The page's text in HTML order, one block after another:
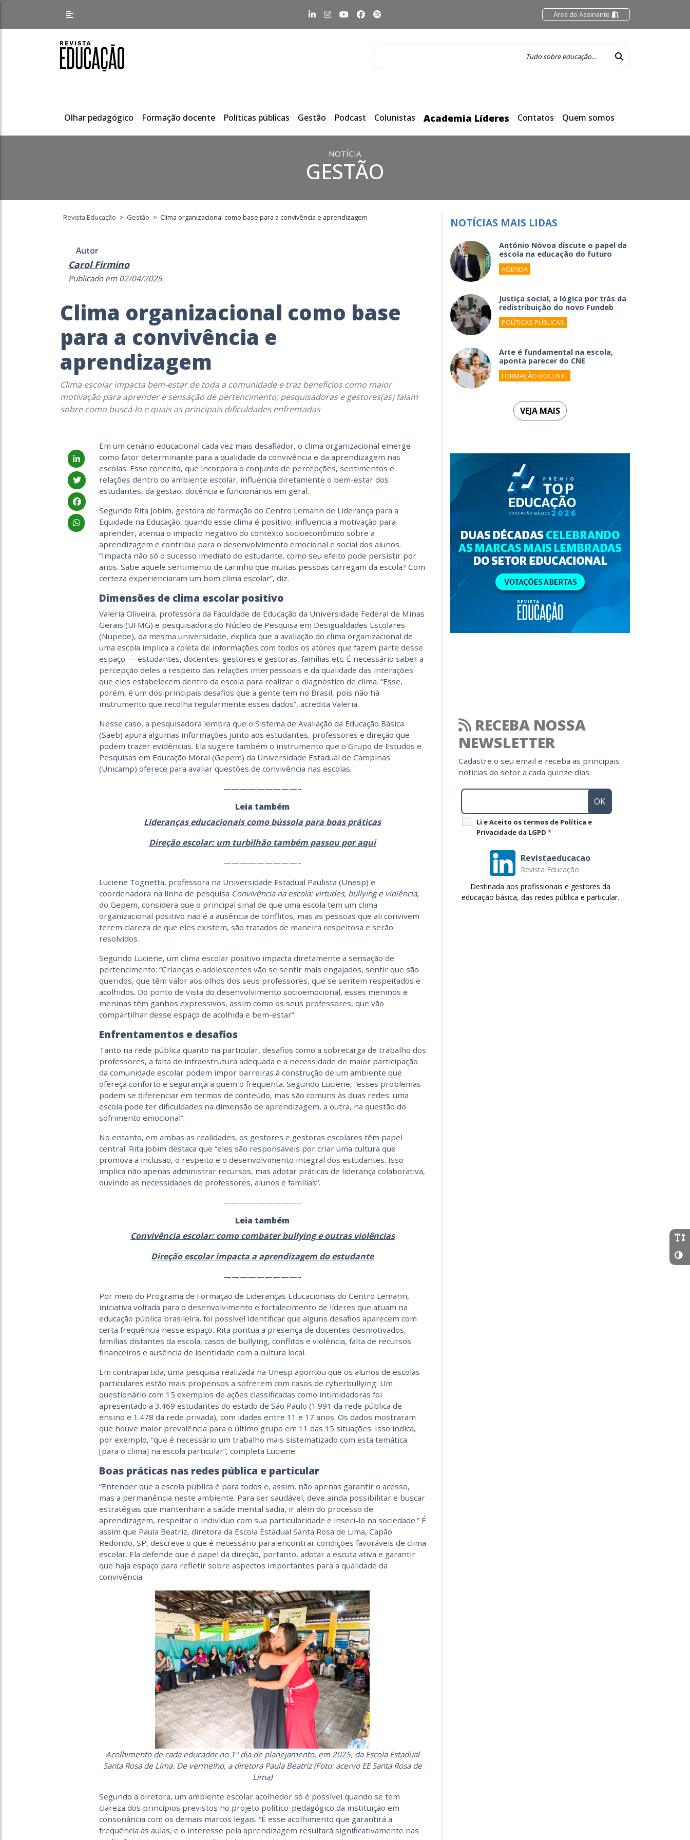
Área do Assinante
Olhar pedagógico Formação docente Políticas públicas Gestão Podcast Colunistas Academia Líderes Contatos Quem somos
NOTÍCIA
GESTÃO
Revista Educação > Gestão > Clima organizacional como base para a convivência e aprendizagem
Autor
Carol Firmino
Publicado em 02/04/2025
Clima organizacional como base
para a convivência e
aprendizagem
Clima escolar impacta bem-estar de toda a comunidade e traz benefícios como maior
motivação para aprender e sensação de pertencimento; pesquisadoras e gestores(as) falam
sobre como buscá-lo e quais as principais dificuldades enfrentadas
Em um cenário educacional cada vez mais desafiador, o clima organizacional emerge
como fator determinante para a qualidade da convivência e da aprendizagem nas
escolas. Esse conceito, que incorpora o conjunto de percepções, sentimentos e
relações dentro do ambiente escolar, influencia diretamente o bem-estar dos
estudantes, da gestão, docência e funcionários em geral.
Segundo Rita Jobim, gestora de formação do Centro Lemann de Liderança para a
Equidade na Educação, quando esse clima é positivo, influencia a motivação para
aprender, atenua o impacto negativo do contexto socioeconômico sobre a
aprendizagem e contribui para o desenvolvimento emocional e social dos alunos.
“Impacta não só o sucesso imediato do estudante, como seu efeito pode persistir por
anos. Sabe aquele sentimento de carinho que muitas pessoas carregam da escola? Com
certeza experienciaram um bom clima escolar”, diz.
Dimensões de clima escolar positivo
Valeria Oliveira, professora da Faculdade de Educação da Universidade Federal de Minas
Gerais (UFMG) e pesquisadora do Núcleo de Pesquisa em Desigualdades Escolares
(Nupede), da mesma universidade, explica que a avaliação do clima organizacional de
uma escola implica a coleta de informações com todos os atores que fazem parte desse
espaço — estudantes, docentes, gestores e gestoras, famílias etc. É necessário saber a
percepção deles a respeito das relações interpessoais e da qualidade das interações
que eles estabelecem dentro da escola para realizar o diagnóstico de clima. “Esse,
porém, é um dos principais desafios que a gente tem no Brasil, pois não há
instrumento que recolha regularmente esses dados”, acredita Valeria.
Nesse caso, a pesquisadora lembra que o Sistema de Avaliação da Educação Básica
(Saeb) apura algumas informações junto aos estudantes, professores e direção que
podem trazer evidências. Ela sugere também o instrumento que o Grupo de Estudos e
Pesquisas em Educação Moral (Gepem) da Universidade Estadual de Campinas
(Unicamp) oferece para avaliar questões de convivência nas escolas.
—————————–
Leia também
Lideranças educacionais como bússola para boas práticas
Direção escolar: um turbilhão também passou por aqui
—————————–
Luciene Tognetta, professora na Universidade Estadual Paulista (Unesp) e
coordenadora na linha de pesquisa Convivência na escola: virtudes, bullying e violência,
do Gepem, considera que o principal sinal de que uma escola tem um clima
organizacional positivo não é a ausência de conflitos, mas as pessoas que ali convivem
terem clareza de que eles existem, são tratados de maneira respeitosa e serão
resolvidos.
Segundo Luciene, um clima escolar positivo impacta diretamente a sensação de
pertencimento: “Crianças e adolescentes vão se sentir mais engajados, sentir que são
queridos, que têm valor aos olhos dos seus professores, que se sentem respeitados e
acolhidos. Do ponto de vista do desenvolvimento socioemocional, esses meninos e
meninas têm ganhos expressivos, assim como os seus professores, que vão
compartilhar desse espaço de acolhida e bem-estar”.
Enfrentamentos e desafios
Tanto na rede pública quanto na particular, desafios como a sobrecarga de trabalho dos
professores, a falta de infraestrutura adequada e a necessidade de maior participação
da comunidade escolar podem impor barreiras à construção de um ambiente que
ofereça conforto e segurança a quem o frequenta. Segundo Luciene, “esses problemas
podem se diferenciar em termos de conteúdo, mas são comuns às duas redes: uma
escola pode ter dificuldades na dimensão de aprendizagem, a outra, na questão do
sofrimento emocional”.
No entanto, em ambas as realidades, os gestores e gestoras escolares têm papel
central. Rita Jobim destaca que “eles são responsáveis por criar uma cultura que
promova a inclusão, o respeito e o desenvolvimento integral dos estudantes. Isso
implica não apenas administrar recursos, mas adotar práticas de liderança colaborativa,
ouvindo as necessidades de professores, alunos e famílias”.
—————————–
Leia também
Convivência escolar: como combater bullying e outras violências
Direção escolar impacta a aprendizagem do estudante
—————————–
Por meio do Programa de Formação de Lideranças Educacionais do Centro Lemann,
iniciativa voltada para o desenvolvimento e fortalecimento de líderes que atuam na
educação pública brasileira, foi possível identificar que alguns desafios aparecem com
certa frequência nesse espaço. Rita pontua a presença de docentes desmotivados,
famílias distantes da escola, casos de bullying, conflitos e violência, falta de recursos
financeiros e ausência de identidade com a cultura local.
Em contrapartida, uma pesquisa realizada na Unesp apontou que os alunos de escolas
particulares estão mais propensos a sofrerem com casos de cyberbullying. Um
questionário com 15 exemplos de ações classificadas como intimidadoras foi
apresentado a 3.469 estudantes do estado de São Paulo (1.991 da rede pública de
ensino e 1.478 da rede privada), com idades entre 11 e 17 anos. Os dados mostraram
que houve maior prevalência para o último grupo em 11 das 15 situações. Isso indica,
por exemplo, “que é necessário um trabalho mais sistematizado com esta temática
[para o clima] na escola particular”, completa Luciene.
Boas práticas nas redes pública e particular
“Entender que a escola pública é para todos e, assim, não apenas garantir o acesso,
mas a permanência neste ambiente. Para ser saudável, deve ainda possibilitar e buscar
estratégias que mantenham a saúde mental sadia, ir além do processo de
aprendizagem, respeitar o indivíduo com sua particularidade e inseri-lo na sociedade.” É
assim que Paula Beatriz, diretora da Escola Estadual Santa Rosa de Lima, Capão
Redondo, SP, descreve o que é necessário para encontrar condições favoráveis de clima
escolar. Ela defende que é papel da direção, portanto, adotar a escuta ativa e garantir
que haja espaço para refletir sobre aspectos importantes para a qualidade da
convivência.
Acolhimento de cada educador no 1º dia de planejamento, em 2025, da Escola Estadual
Santa Rosa de Lima. De vermelho, a diretora Paula Beatriz (Foto: acervo EE Santa Rosa de
Lima)
Segundo a diretora, um ambiente escolar acolhedor só é possível quando se tem
clareza dos princípios previstos no projeto político-pedagógico da instituição em
consonância com os demais marcos legais. “É esse acolhimento que garantirá a
frequência às aulas, e o interesse pela aprendizagem resultará significativamente nas
NOTÍCIAS MAIS LIDAS
António Nóvoa discute o papel da
escola na educação do futuro
AGENDA
Justiça social, a lógica por trás da
redistribuição do novo Fundeb
POLÍTICAS PÚBLICAS
Arte é fundamental na escola,
aponta parecer do CNE
FORMAÇÃO DOCENTE
VEJA MAIS
RECEBA NOSSA
NEWSLETTER
Cadastre o seu email e receba as principais
notícias do setor a cada quinze dias.
Li e Aceito os termos de Política e
Privacidade da LGPD *
Revistaeducacao
Revista Educação
Destinada aos profissionais e gestores da
educação básica, das redes pública e particular.